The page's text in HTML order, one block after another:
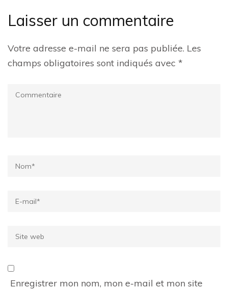
Laisser un commentaire
Votre adresse e-mail ne sera pas publiée. Les
champs obligatoires sont indiqués avec *
Commentaire
Name*
Email*
Site
Enregistrer mon nom, mon e-mail et mon site